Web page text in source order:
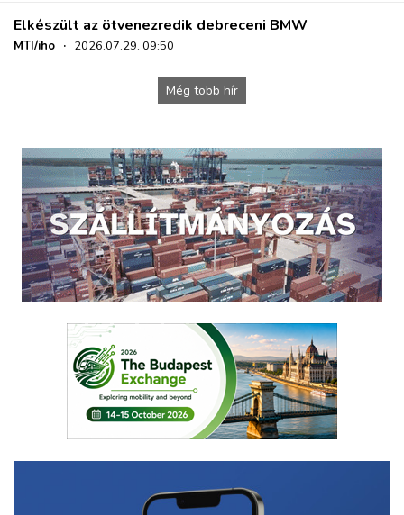
Elkészült az ötvenezredik debreceni BMW
MTI/iho · 2026.07.29. 09:50
Még több hír